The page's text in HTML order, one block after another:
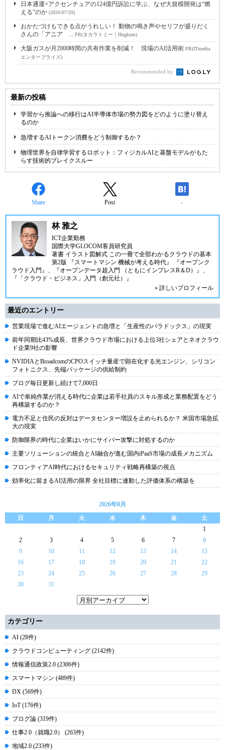
日本通運×アクセンチュアの124億円訴訟に学ぶ、なぜ大規模開発は“燃
える”のか (2026/07/29)
おかたづけもできる点がうれしい！ 動物の鳴き声やセリフが盛りだく
さんの「アニア ... PR(タカラトミー｜Hugkum)
大阪ガスが月2000時間の共有作業を削減！ 現場のAI活用術 PR(ITmedia
エンタープライズ)
Recommended by
最新の投稿
学習から推論への移行はAI半導体市場の勢力図をどのように塗り替え
るのか
急増するAIトークン消費をどう制御するか？
物理世界を自律学習するロボット：フィジカルAIと基盤モデルがもた
らす技術的ブレイクスルー
Share Post -
林 雅之
ICT企業勤務
国際大学GLOCOM客員研究員
著書 イラスト図解式 この一冊で全部わかるクラウドの基本
第2版
『スマートマシン 機械が考える時代』
『オープンク
ラウド入門』
『オープンデータ超入門 （ともにインプレスR＆D）』
『「クラウド・ビジネス」入門（創元社）』
» 詳しいプロフィール
最近のエントリー
営業現場で進むAIエージェントの急増と「生産性のパラドックス」の現実
前年同期比43%成長、世界クラウド市場における上位3社シェアとネオクラウ
ド企業9社の影響
NVIDIAとBroadcomのCPOスイッチ量産で顕在化する光エンジン、シリコン
フォトニクス、先端パッケージの供給制約
ブログ毎日更新し続けて7,000日
AIで単純作業が消える時代に企業は若手社員のスキル形成と業務配置をどう
再構築するのか？
電力不足と住民の反対はデータセンター増設を止められるか？ 米国市場急拡
大の現実
防御限界の時代に企業はいかにサイバー攻撃に対処するのか
主要ソリューションの統合とAI融合が進む国内iPaaS市場の成長メカニズム
フロンティアAI時代におけるセキュリティ戦略再構築の視点
効率化に留まるAI活用の限界 全社目標に連動した評価体系の構築を
2026年8月
日
月 火 水 木 金
土
1
2
3 4 5 6 7
8
9
10 11 12 13 14
15
16
17 18 19 20 21
22
23
24 25 26 27 28
29
30
31
カテゴリー
AI (28件)
クラウドコンピューティング (2142件)
情報通信政策2.0 (2306件)
スマートマシン (489件)
DX (569件)
IoT (176件)
ブログ論 (319件)
仕事2.0（就職2.0） (263件)
地域2.0 (233件)